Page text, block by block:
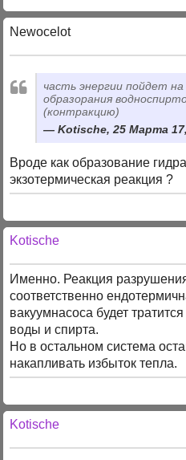
Newocelot
часть энергии пойдет
образорания
(контракцию)
Kotische, 25 Марта
Вроде как образование
экзотермическая реакция ?
Kotische
Именно. Реакция
соответственно
вакуумнасоса будет
воды и спирта.
Но в остальном система
накапливать избыток тепла.
Kotische